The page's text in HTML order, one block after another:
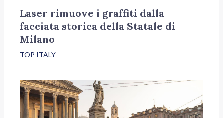
Laser rimuove i graffiti dalla
facciata storica della Statale di
Milano
TOP ITALY